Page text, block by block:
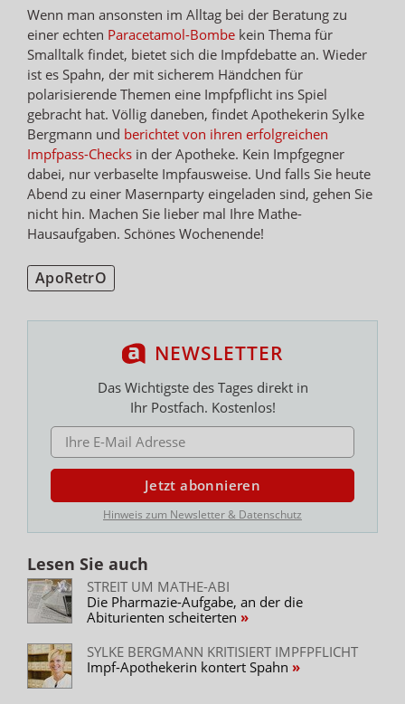
Wenn man ansonsten im Alltag bei der Beratung zu
einer echten Paracetamol-Bombe kein Thema für
Smalltalk findet, bietet sich die Impfdebatte an. Wieder
ist es Spahn, der mit sicherem Händchen für
polarisierende Themen eine Impfpflicht ins Spiel
gebracht hat. Völlig daneben, findet Apothekerin Sylke
Bergmann und berichtet von ihren erfolgreichen
Impfpass-Checks in der Apotheke. Kein Impfgegner
dabei, nur verbaselte Impfausweise. Und falls Sie heute
Abend zu einer Masernparty eingeladen sind, gehen Sie
nicht hin. Machen Sie lieber mal Ihre Mathe-
Hausaufgaben. Schönes Wochenende!
ApoRetrO
NEWSLETTER
Das Wichtigste des Tages direkt in
Ihr Postfach. Kostenlos!
E-MAIL ADRESSE
Jetzt abonnieren
Hinweis zum Newsletter & Datenschutz
Lesen Sie auch
STREIT UM MATHE-ABI
Die Pharmazie-Aufgabe, an der die
Abiturienten scheiterten
SYLKE BERGMANN KRITISIERT IMPFPFLICHT
Impf-Apothekerin kontert Spahn